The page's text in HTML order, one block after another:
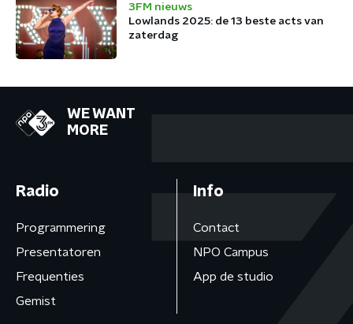
3FM nieuws
Lowlands 2025: de 13 beste acts van
zaterdag
WE WANT
MORE
Radio
Programmering
Presentatoren
Frequenties
Gemist
Info
Contact
NPO Campus
App de studio